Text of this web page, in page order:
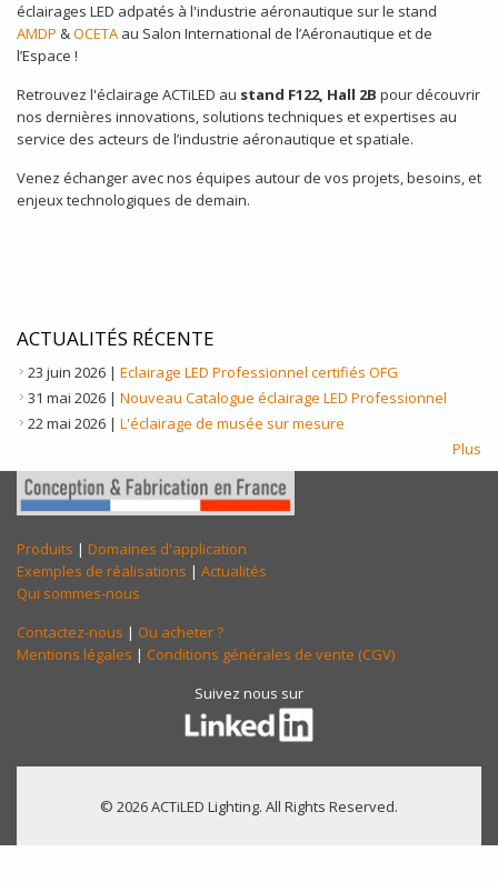
éclairages LED adpatés à l'industrie aéronautique sur le stand
AMDP &OCETA au Salon International de l’Aéronautique et de
l’Espace !
Retrouvez l'éclairage ACTiLED au stand F122, Hall 2B pour découvrir
nos dernières innovations, solutions techniques et expertises au
service des acteurs de l’industrie aéronautique et spatiale.
Venez échanger avec nos équipes autour de vos projets, besoins, et
enjeux technologiques de demain.
ACTUALITÉS RÉCENTE
23 juin 2026 | Eclairage LED Professionnel certifiés OFG
31 mai 2026 | Nouveau Catalogue éclairage LED Professionnel
22 mai 2026 | L'éclairage de musée sur mesure
Plus
Produits | Domaines d'application
Exemples de réalisations | Actualités
Qui sommes-nous
Contactez-nous | Ou acheter ?
Mentions légales | Conditions générales de vente (CGV)
Suivez nous sur
© 2026 ACTiLED Lighting. All Rights Reserved.